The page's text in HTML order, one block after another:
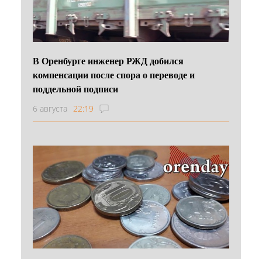
В Оренбурге инженер РЖД добился
компенсации после спора о переводе и
поддельной подписи
6 августа 22:19